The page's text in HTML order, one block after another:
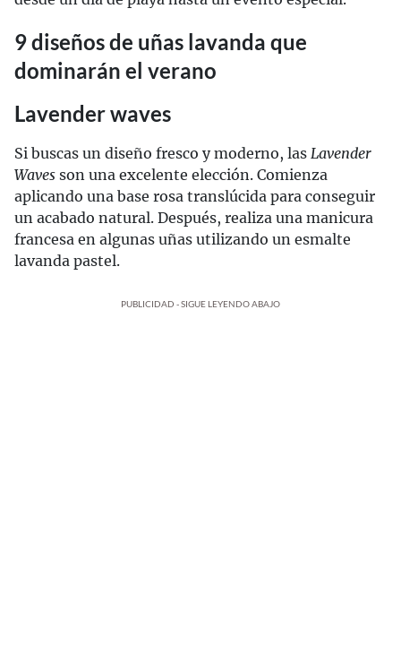
9 diseños de uñas lavanda que
dominarán el verano
Lavender waves
Si buscas un diseño fresco y moderno, las Lavender
Waves son una excelente elección. Comienza
aplicando una base rosa translúcida para conseguir
un acabado natural. Después, realiza una manicura
francesa en algunas uñas utilizando un esmalte
lavanda pastel.
PUBLICIDAD - SIGUE LEYENDO ABAJO